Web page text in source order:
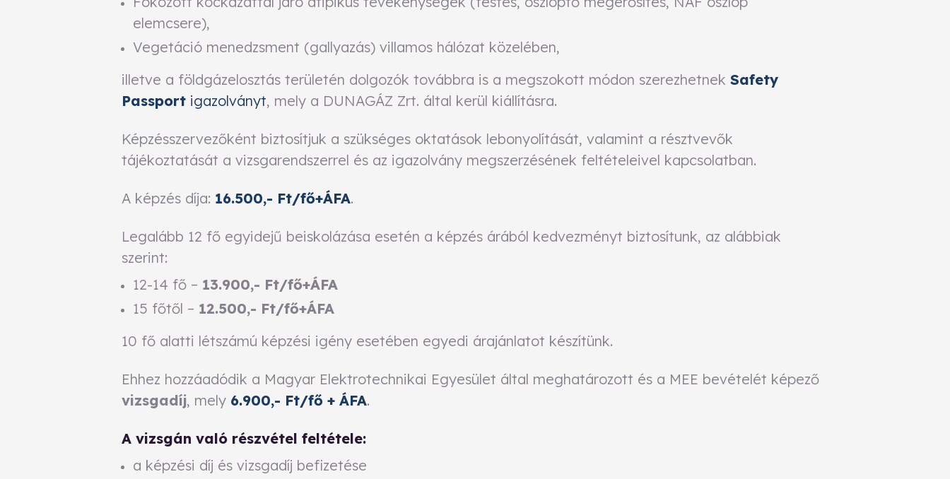
elemcsere),
Vegetáció menedzsment (gallyazás) villamos hálózat közelében,
illetve a földgázelosztás területén dolgozók továbbra is a megszokott módon szerezhetnek Safety
Passport igazolványt, mely a DUNAGÁZ Zrt. által kerül kiállításra.
Képzésszervezőként biztosítjuk a szükséges oktatások lebonyolítását, valamint a résztvevők
tájékoztatását a vizsgarendszerrel és az igazolvány megszerzésének feltételeivel kapcsolatban.
A képzés díja: 16.500,- Ft/fő+ÁFA.
Legalább 12 fő egyidejű beiskolázása esetén a képzés árából kedvezményt biztosítunk, az alábbiak
szerint:
12-14 fő – 13.900,- Ft/fő+ÁFA
15 főtől – 12.500,- Ft/fő+ÁFA
10 fő alatti létszámú képzési igény esetében egyedi árajánlatot készítünk.
Ehhez hozzáadódik a Magyar Elektrotechnikai Egyesület által meghatározott és a MEE bevételét képező
vizsgadíj, mely 6.900,- Ft/fő + ÁFA.
A vizsgán való részvétel feltétele:
a képzési díj és vizsgadíj befizetése